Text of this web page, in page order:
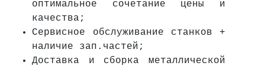
оптимальное сочетание цены и
качества;
Сервисное обслуживание станков +
наличие зап.частей;
Доставка и сборка металлической